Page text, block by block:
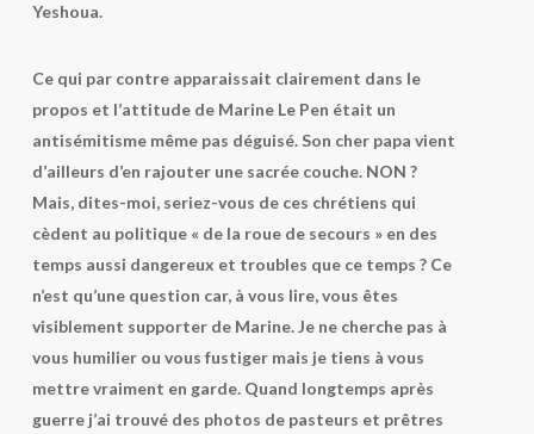
Yeshoua.
Ce qui par contre apparaissait clairement dans le
propos et l’attitude de Marine Le Pen était un
antisémitisme même pas déguisé. Son cher papa vient
d’ailleurs d’en rajouter une sacrée couche. NON ?
Mais, dites-moi, seriez-vous de ces chrétiens qui
cèdent au politique « de la roue de secours » en des
temps aussi dangereux et troubles que ce temps ? Ce
n’est qu’une question car, à vous lire, vous êtes
visiblement supporter de Marine. Je ne cherche pas à
vous humilier ou vous fustiger mais je tiens à vous
mettre vraiment en garde. Quand longtemps après
guerre j’ai trouvé des photos de pasteurs et prêtres